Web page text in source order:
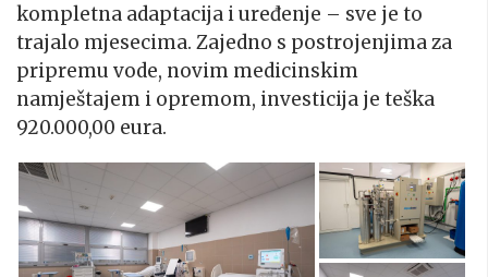
kompletna adaptacija i uređenje – sve je to
trajalo mjesecima. Zajedno s postrojenjima za
pripremu vode, novim medicinskim
namještajem i opremom, investicija je teška
920.000,00 eura.